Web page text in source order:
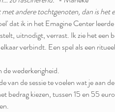
met andere tochtgenoten, dan is
dat ik in het Emagine Center
uitnodigt, verrast. Ik zie het een
verbindt. Een spel als een
wederkerigheid.
van de sessie te voelen wat je aan
bedrag kiezen, tussen 15 en 55